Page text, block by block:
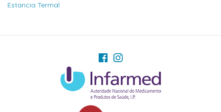
Estancia Termal